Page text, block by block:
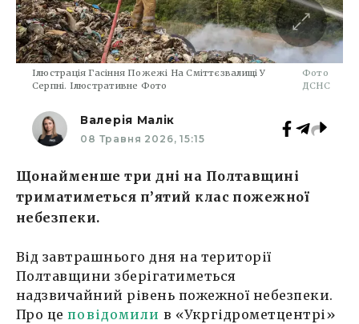
Ілюстрація Гасіння Пожежі На Сміттєзвалищі У
Серпні. Ілюстративне Фото
Фото
ДСНС
Валерія Малік
08 Травня 2026, 15:15
Щонайменше три дні на Полтавщині
триматиметься п’ятий клас пожежної
небезпеки.
Від завтрашнього дня на території
Полтавщини зберігатиметься
надзвичайний рівень пожежної небезпеки.
Про цеповідомили в «Укргідрометцентрі»